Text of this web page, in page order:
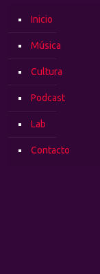
Inicio
Música
Cultura
Podcast
Lab
Contacto